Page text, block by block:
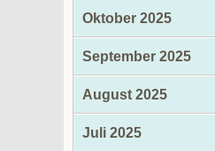
Oktober 2025
September 2025
August 2025
Juli 2025